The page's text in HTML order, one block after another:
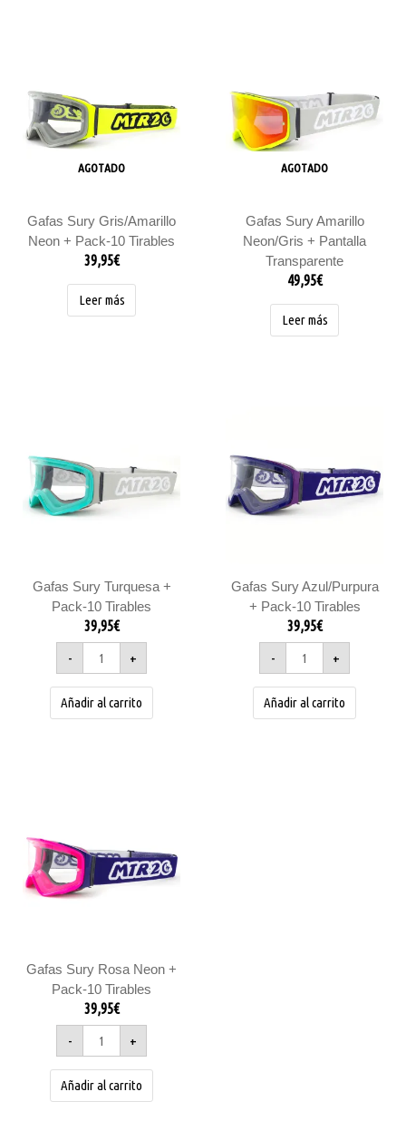
AGOTADO
Gafas Sury Gris/Amarillo
Neon + Pack-10 Tirables
39,95€
Leer más
AGOTADO
Gafas Sury Amarillo
Neon/Gris + Pantalla
Transparente
49,95€
Leer más
Gafas Sury Turquesa +
Pack-10 Tirables
39,95€
-
Tirables
cantidad
+
Añadir al carrito
Gafas Sury Azul/Purpura
+ Pack-10 Tirables
39,95€
-
Tirables
cantidad
+
Añadir al carrito
Gafas Sury Rosa Neon +
Pack-10 Tirables
39,95€
-
10
Tirables
cantidad
+
Añadir al carrito